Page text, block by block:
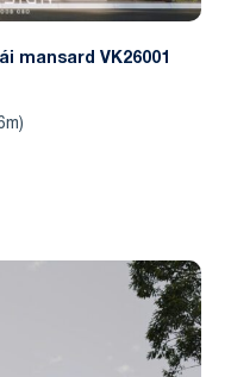
mansard VK26001